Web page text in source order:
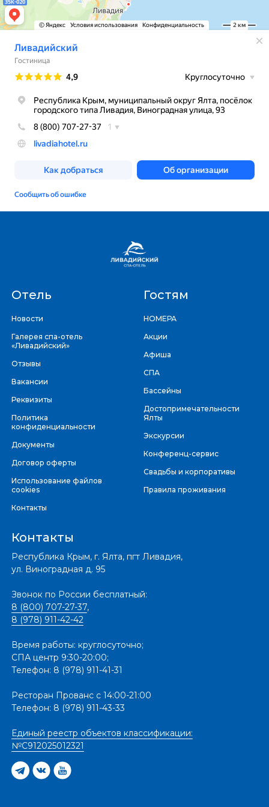
Отель
Новости
Галерея спа-отель
«Ливадийский»
Отзывы
Вакансии
Реквизиты
Политика
конфиденциальности
Документы
Договор оферты
Использование файлов
cookies
Контакты
Гостям
НОМЕРА
Акции
Афиша
СПА
Бассейны
Достопримечательности
Ялты
Экскурсии
Конференц-сервис
Свадьбы и корпоративы
Правила проживания
Контакты
Республика Крым, г. Ялта, пгт Ливадия,
ул. Виноградная д. 95
Звонок по России бесплатный:
8 (800) 707-27-37,
8 (978) 911-42-42
Время работы: круглосуточно;
СПА центр 9:30-20:00;
Телефон: 8 (978) 911-41-31
Ресторан Прованс с 14:00-21:00
Телефон: 8 (978) 911-43-33
Единый реестр объектов классификации:
№С912025012321